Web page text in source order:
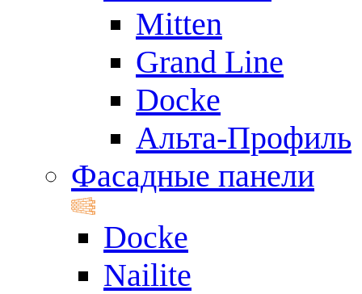
Mitten
Grand Line
Docke
Альта-Профиль
Фасадные панели
Docke
Nailite